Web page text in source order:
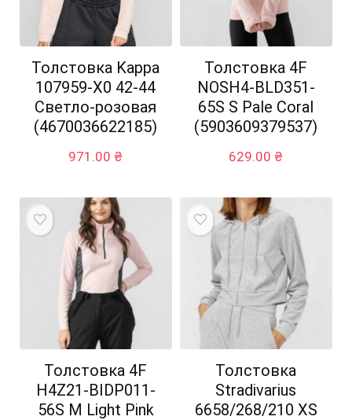
Толстовка Kappa
107959-X0 42-44
Светло-розовая
(4670036622185)
971.00 ₴
Толстовка 4F
NOSH4-BLD351-
65S S Pale Coral
(5903609379537)
629.00 ₴
Толстовка 4F
H4Z21-BIDP011-
56S M Light Pink
Толстовка
Stradivarius
6658/268/210 XS